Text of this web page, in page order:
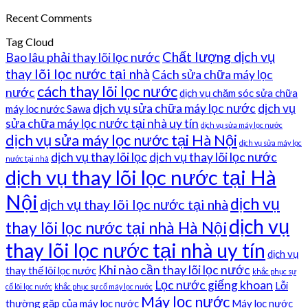
Recent Comments
Tag Cloud
Bao lâu phải thay lõi lọc nước Chất lượng dịch vụ
thay lõi lọc nước tại nhà Cách sửa chữa máy lọc
nước cách thay lõi lọc nướcdịch vụ chăm sóc sửa chữa
máy lọc nước Sawa dịch vụ sửa chữa máy lọc nước dịch vụ
sửa chữa máy lọc nước tại nhà uy tín dịch vụ sửa máy lọc nước
dịch vụ sửa máy lọc nước tại Hà Nội dịch vụ sửa máy lọc
nước tại nhà dịch vụ thay lõi lọc dịch vụ thay lõi lọc nước
dịch vụ thay lõi lọc nước tại Hà
Nội dịch vụ thay lõi lọc nước tại nhà dịch vụ
thay lõi lọc nước tại nhà Hà Nộidịch vụ
thay lõi lọc nước tại nhà uy tín dịch vụ
thay thế lõi lọc nước Khi nào cần thay lõi lọc nước khắc phục sự
cố lõi lọc nước khắc phục sự cố máy lọc nước Lọc nước giếng khoan Lỗi
thường gặp của máy lọc nước Máy lọc nước Máy lọc nước